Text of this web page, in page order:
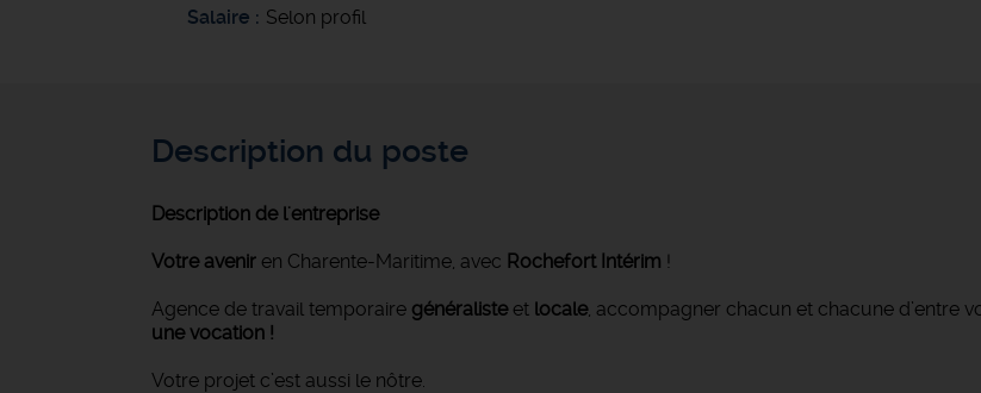
Salaire
Selon profil
Description du poste
Description de l'entreprise
Votre avenir en Charente-Maritime, avec Rochefort Intérim !
Agence de travail temporaire généralisteet locale, accompagner chacun et chacune d’entre
une vocation !
Votre projet c’est aussi le nôtre.